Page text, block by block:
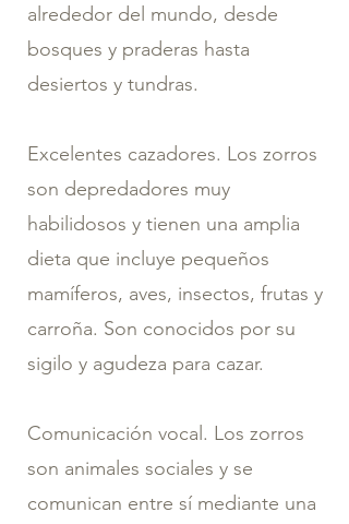
alrededor del mundo, desde
bosques y praderas hasta
desiertos y tundras.
Excelentes cazadores. Los zorros
son depredadores muy
habilidosos y tienen una amplia
dieta que incluye pequeños
mamíferos, aves, insectos, frutas y
carroña. Son conocidos por su
sigilo y agudeza para cazar.
Comunicación vocal. Los zorros
son animales sociales y se
comunican entre sí mediante una